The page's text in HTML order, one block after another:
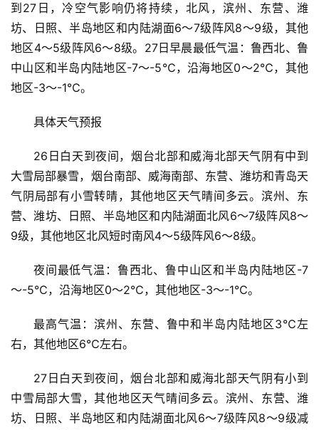
到27日，冷空气影响仍将持续，北风，滨州、东营、潍
坊、日照、半岛地区和内陆湖面6～7级阵风8～9级，其他
地区4～5级阵风6～8级。27日早晨最低气温：鲁西北、鲁
中山区和半岛内陆地区-7～-5℃，沿海地区0～2℃，其他
地区-3～-1℃。
具体天气预报
26日白天到夜间，烟台北部和威海北部天气阴有中到
大雪局部暴雪，烟台南部、威海南部、东营、潍坊和青岛天
气阴局部有小雪转晴，其他地区天气晴间多云。滨州、东
营、潍坊、日照、半岛地区和内陆湖面北风6～7级阵风8～
9级，其他地区北风短时南风4～5级阵风6～8级。
夜间最低气温：鲁西北、鲁中山区和半岛内陆地区-7
～-5℃，沿海地区0～2℃，其他地区-3～-1℃。
最高气温：滨州、东营、鲁中和半岛内陆地区3℃左
右，其他地区6℃左右。
27日白天到夜间，烟台北部和威海北部天气阴有小到
中雪局部大雪，其他地区天气晴间多云。滨州、东营、潍
坊、日照、半岛地区和内陆湖面北风6～7级阵风8～9级减